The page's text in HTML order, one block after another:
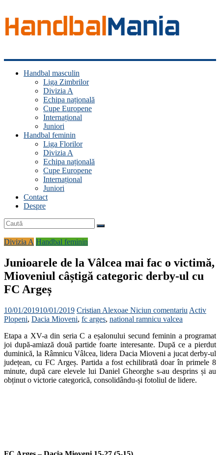
Handbal
ManiaHandbal masculin
Liga Zimbrilor
Divizia A
Echipa națională
Cupe Europene
Internațional
Juniori
Handbal feminin
Liga Florilor
Divizia A
Echipa națională
Cupe Europene
Internațional
Juniori
Contact
Despre
Divizia A Handbal feminin
Junioarele de la Vâlcea mai fac o victimă,
Mioveniul câștigă categoric derby-ul cu
FC Argeș
10/01/201910/01/2019 Cristian Alexoae Niciun comentariu Activ
Plopeni, Dacia Mioveni, fc arges, national ramnicu valcea
Etapa a XV-a din seria C a eșalonului secund feminin a programat
joi după-amiază două partide foarte interesante. După ce a pierdut
duminică, la Râmnicu Vâlcea, lidera Dacia Mioveni a jucat derby-ul
județean, cu FC Argeș. Partida a fost echilibrată doar în primele 8
minute, după care elevele lui Daniel Gheorghe s-au desprins și au
obținut o victorie categorică, consolidându-și fotoliul de lidere.